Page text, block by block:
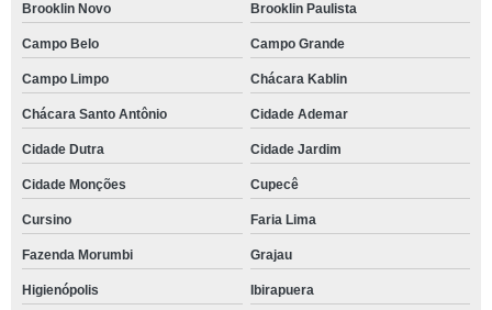
Brooklin Novo Brooklin Paulista
Campo Belo Campo Grande
Campo Limpo Chácara Kablin
Chácara Santo Antônio Cidade Ademar
Cidade Dutra Cidade Jardim
Cidade Monções Cupecê
Cursino Faria Lima
Fazenda Morumbi Grajau
Higienópolis Ibirapuera